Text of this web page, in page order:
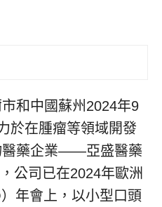
和中國蘇州 2024年9
於在腫瘤等領域開發
醫藥企業——亞盛醫藥
公司已在2024年歐洲
年會上，以小型口頭